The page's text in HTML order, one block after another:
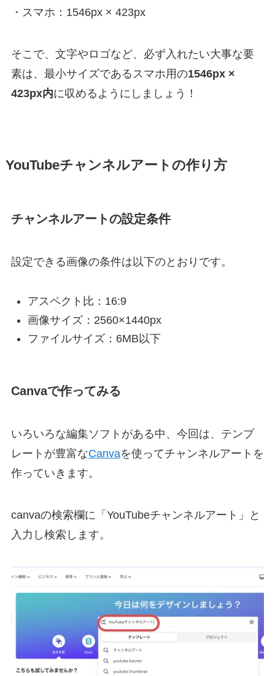
・スマホ：1546px × 423px
そこで、文字やロゴなど、必ず入れたい大事な要
素は、最小サイズであるスマホ用の1546px ×
423px内に収めるようにしましょう！
YouTubeチャンネルアートの作り方
チャンネルアートの設定条件
設定できる画像の条件は以下のとおりです。
アスペクト比：16:9
画像サイズ：2560×1440px
ファイルサイズ：6MB以下
Canvaで作ってみる
いろいろな編集ソフトがある中、今回は、テンプ
レートが豊富なCanvaを使ってチャンネルアートを
作っていきます。
canvaの検索欄に「YouTubeチャンネルアート」と
入力し検索します。